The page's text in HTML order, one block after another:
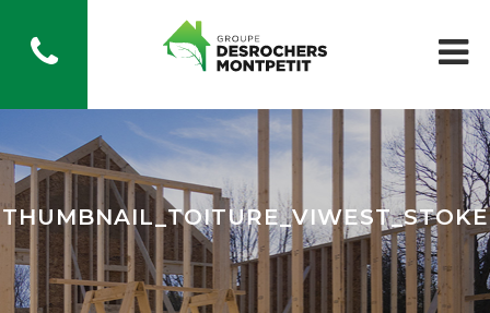
THUMBNAIL_TOITURE_VIWEST_STOKE